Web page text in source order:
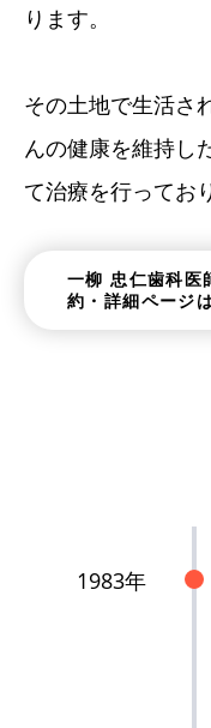
ります。
その土地で生活さ
んの健康を維持し
て治療を行ってお
一柳 忠仁歯科医
約・詳細ページ
1983年